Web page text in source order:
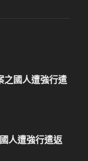
之國人遭強行遣
人遭強行遣返